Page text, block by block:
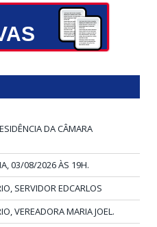
DA CÂMARA
03/08/2026 ÀS 19H.
SERVIDOR EDCARLOS
VEREADORA MARIA JOEL.